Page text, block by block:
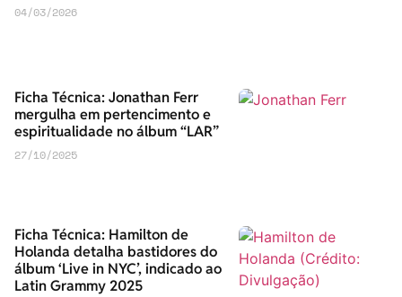
04/03/2026
Ficha Técnica: Jonathan Ferr
mergulha em pertencimento e
espiritualidade no álbum “LAR”
27/10/2025
Ficha Técnica: Hamilton de
Holanda detalha bastidores do
álbum ‘Live in NYC’, indicado ao
Latin Grammy 2025